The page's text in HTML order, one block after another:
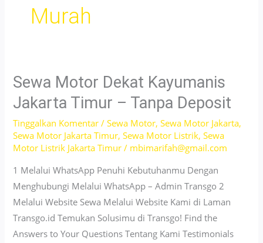
Murah
Sewa Motor Dekat Kayumanis
Jakarta Timur – Tanpa Deposit
Tinggalkan Komentar /Sewa Motor,Sewa Motor Jakarta,
Sewa Motor Jakarta Timur,Sewa Motor Listrik,Sewa
Motor Listrik Jakarta Timur / mbimarifah@gmail.com
1 Melalui WhatsApp Penuhi Kebutuhanmu Dengan
Menghubungi Melalui WhatsApp – Admin Transgo 2
Melalui Website Sewa Melalui Website Kami di Laman
Transgo.id Temukan Solusimu di Transgo! Find the
Answers to Your Questions Tentang Kami Testimonials